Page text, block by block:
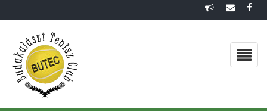
EGYESÜLETI DOKUMENTUMOK
CSAPATOK 2026